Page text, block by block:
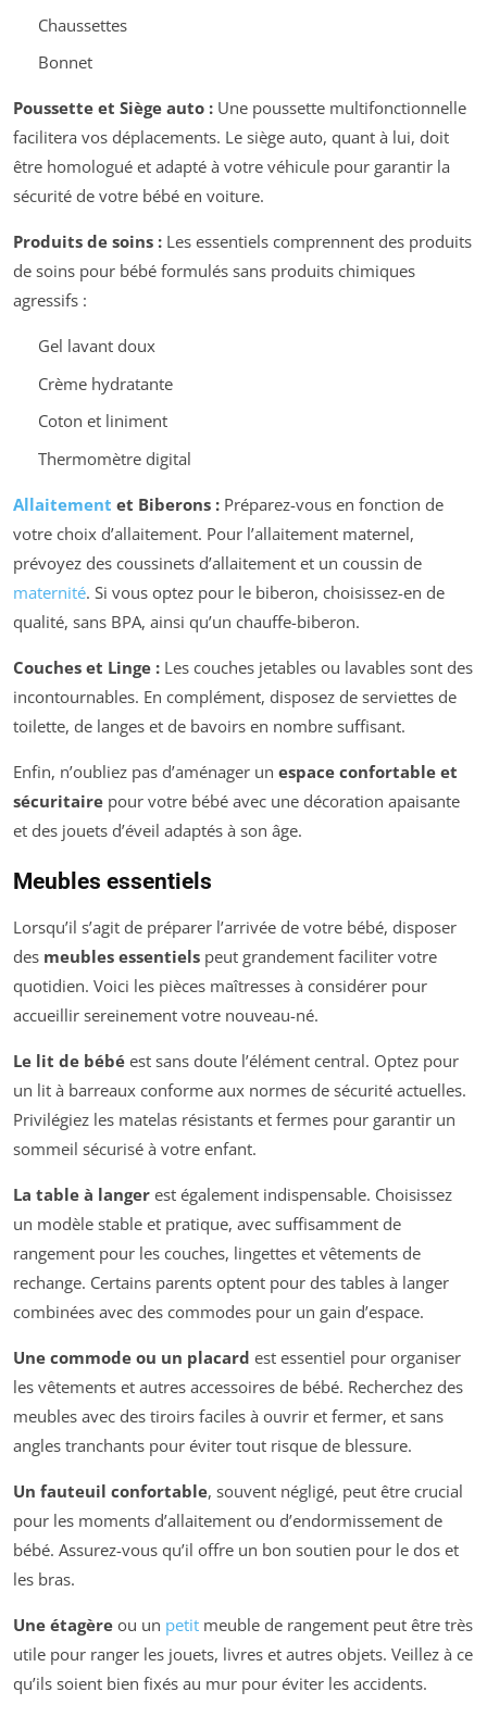
Chaussettes
Bonnet
Poussette et Siège auto : Une poussette multifonctionnelle
facilitera vos déplacements. Le siège auto, quant à lui, doit
être homologué et adapté à votre véhicule pour garantir la
sécurité de votre bébé en voiture.
Produits de soins : Les essentiels comprennent des produits
de soins pour bébé formulés sans produits chimiques
agressifs :
Gel lavant doux
Crème hydratante
Coton et liniment
Thermomètre digital
Allaitement et Biberons : Préparez-vous en fonction de
votre choix d’allaitement. Pour l’allaitement maternel,
prévoyez des coussinets d’allaitement et un coussin de
maternité. Si vous optez pour le biberon, choisissez-en de
qualité, sans BPA, ainsi qu’un chauffe-biberon.
Couches et Linge : Les couches jetables ou lavables sont des
incontournables. En complément, disposez de serviettes de
toilette, de langes et de bavoirs en nombre suffisant.
Enfin, n’oubliez pas d’aménager un espace confortable et
sécuritaire pour votre bébé avec une décoration apaisante
et des jouets d’éveil adaptés à son âge.
Meubles essentiels
Lorsqu’il s’agit de préparer l’arrivée de votre bébé, disposer
des meubles essentiels peut grandement faciliter votre
quotidien. Voici les pièces maîtresses à considérer pour
accueillir sereinement votre nouveau-né.
Le lit de bébé est sans doute l’élément central. Optez pour
un lit à barreaux conforme aux normes de sécurité actuelles.
Privilégiez les matelas résistants et fermes pour garantir un
sommeil sécurisé à votre enfant.
La table à langer est également indispensable. Choisissez
un modèle stable et pratique, avec suffisamment de
rangement pour les couches, lingettes et vêtements de
rechange. Certains parents optent pour des tables à langer
combinées avec des commodes pour un gain d’espace.
Une commode ou un placard est essentiel pour organiser
les vêtements et autres accessoires de bébé. Recherchez des
meubles avec des tiroirs faciles à ouvrir et fermer, et sans
angles tranchants pour éviter tout risque de blessure.
Un fauteuil confortable, souvent négligé, peut être crucial
pour les moments d’allaitement ou d’endormissement de
bébé. Assurez-vous qu’il offre un bon soutien pour le dos et
les bras.
Une étagère ou un petit meuble de rangement peut être très
utile pour ranger les jouets, livres et autres objets. Veillez à ce
qu’ils soient bien fixés au mur pour éviter les accidents.